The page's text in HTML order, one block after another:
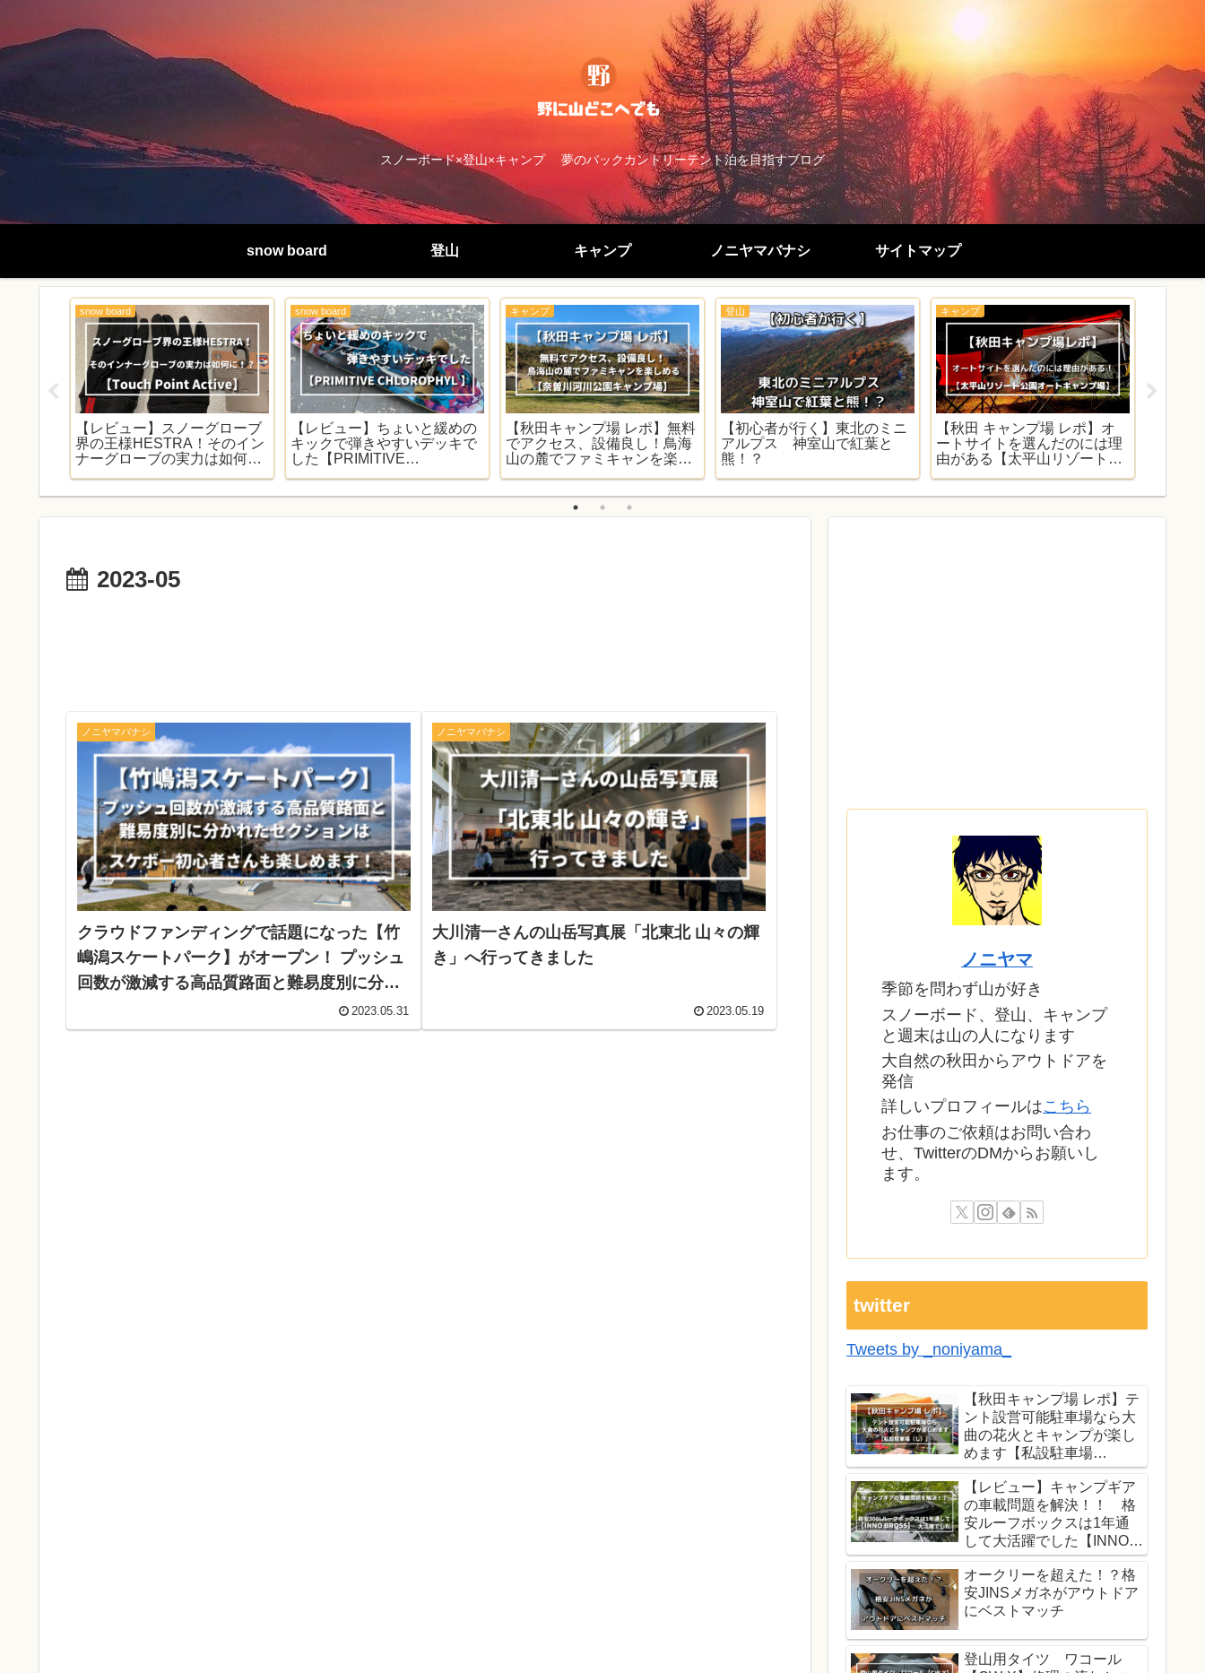
スノーボード×登山×キャンプ 夢のバックカントリーテント泊を目指すブログ
snow board 登山 キャンプ ノニヤマバナシ サイトマップ
snow board
【レビュー】スノーグローブ
界の王様HESTRA！そのイン
ナーグローブの実力は如何
snow board
【レビュー】ちょいと緩めの
キックで弾きやすいデッキで
した【PRIMITIVE
キャンプ
【秋田キャンプ場 レポ】無料
でアクセス、設備良し！鳥海
山の麓でファミキャンを楽し
登山
【初心者が行く】東北のミニ
アルプス 神室山で紅葉と
熊！？
キャンプ
【秋田 キャンプ場 レポ】オ
ートサイトを選んだのには理
由がある【太平山リゾート公
2023-05
ノニヤマバナシ
クラウドファンディングで話題になった【竹
嶋潟スケートパーク】がオープン！ プッシュ
回数が激減する高品質路面と難易度別に分か
れたセクションはスケボー初心者さんも楽し
めます！
2023.05.31
ノニヤマバナシ
大川清一さんの山岳写真展「北東北 山々の輝
き」へ行ってきました
2023.05.19
ノニヤマ
季節を問わず山が好き
スノーボード、登山、キャンプ
と週末は山の人になります
大自然の秋田からアウトドアを
発信
詳しいプロフィールはこちら
お仕事のご依頼はお問い合わ
せ、TwitterのDMからお願いし
ます。
twitter
Tweets by _noniyama_
【秋田キャンプ場 レポ】テ
ント設営可能駐車場なら大
曲の花火とキャンプが楽し
めます【私設駐車場
（し）】
【レビュー】キャンプギア
の車載問題を解決！！ 格
安ルーフボックスは1年通
して大活躍でした【INNO
BRQ55】
オークリーを超えた！？格
安JINSメガネがアウトドア
にベストマッチ
登山用タイツ ワコール